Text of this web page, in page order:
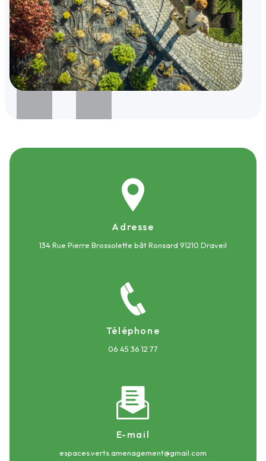
Adresse
134 Rue Pierre Brossolette bât Ronsard 91210 Draveil
Téléphone
06 45 36 12 77
E-mail
espaces.verts.amenagement@gmail.com